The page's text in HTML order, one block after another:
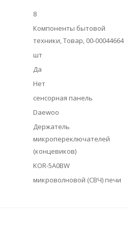
8
Компоненты бытовой
техники, Товар, 00-00044664
шт
Да
Нет
сенсорная панель
Daewoo
Держатель
микропереключателей
(концевиков)
KOR-5A0BW
микроволновой (СВЧ) печи